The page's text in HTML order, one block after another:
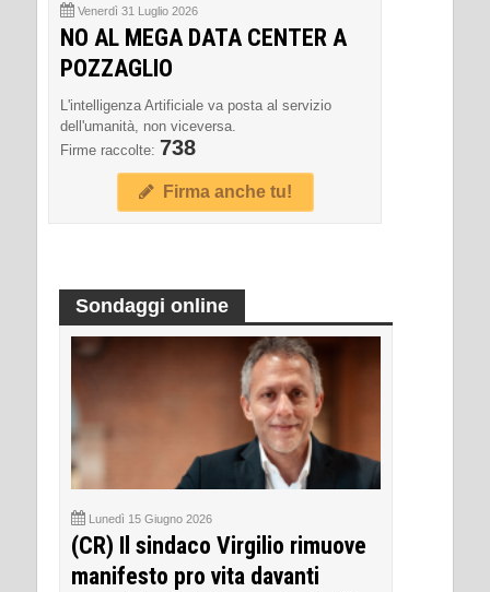
Venerdì 31 Luglio 2026
NO AL MEGA DATA CENTER A
POZZAGLIO
L'intelligenza Artificiale va posta al servizio
dell'umanità, non viceversa.
Firme raccolte: 738
Firma anche tu!
Sondaggi online
Lunedì 15 Giugno 2026
(CR) Il sindaco Virgilio rimuove
manifesto pro vita davanti